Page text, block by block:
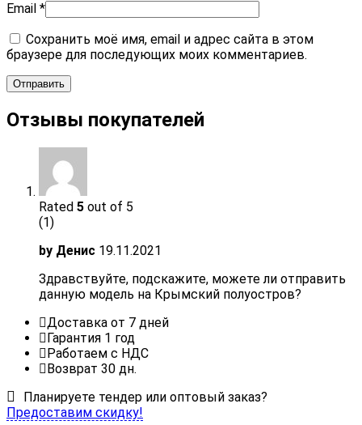
Email *
Сохранить моё имя, email и адрес сайта в этом
браузере для последующих моих комментариев.
Отзывы покупателей
Rated 5 out of 5
(1)
by Денис 19.11.2021
Здравствуйте, подскажите, можете ли отправить
данную модель на Крымский полуостров?
Доставка от 7 дней
Гарантия 1 год
Работаем с НДС
Возврат 30 дн.
Планируете тендер или оптовый заказ?
Предоставим скидку!